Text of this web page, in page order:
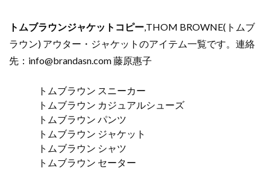
トムブラウンジャケットコピー,THOM BROWNE(トムブ
ラウン) アウター・ジャケットのアイテム一覧です。連絡
先： info@brandasn.com藤原惠子
トムブラウン スニーカー
トムブラウン カジュアルシューズ
トムブラウン パンツ
トムブラウン ジャケット
トムブラウン シャツ
トムブラウン セーター